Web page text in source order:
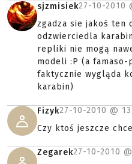
sjzmisiek27-10-2010
zgadza sie jakoś ten
odzwierciedla
repliki nie mogą
modeli :P (a famaso-
faktycznie wygląda
karabin)
Fizyk27-10-2010 @
Czy ktoś jeszcze
Zegarek27-10-2010 @